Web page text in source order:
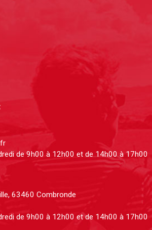
de 9h00 à 12h00 et de 14h00 à 17h00
63460 Combronde
de 9h00 à 12h00 et de 14h00 à 17h00